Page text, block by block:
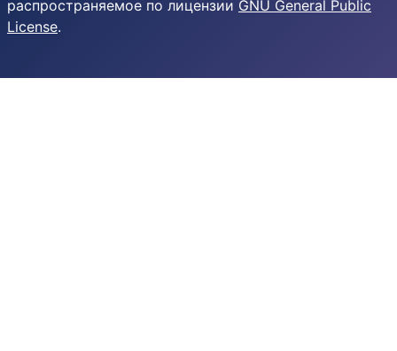
распространяемое по лицензии GNU General Public
License.